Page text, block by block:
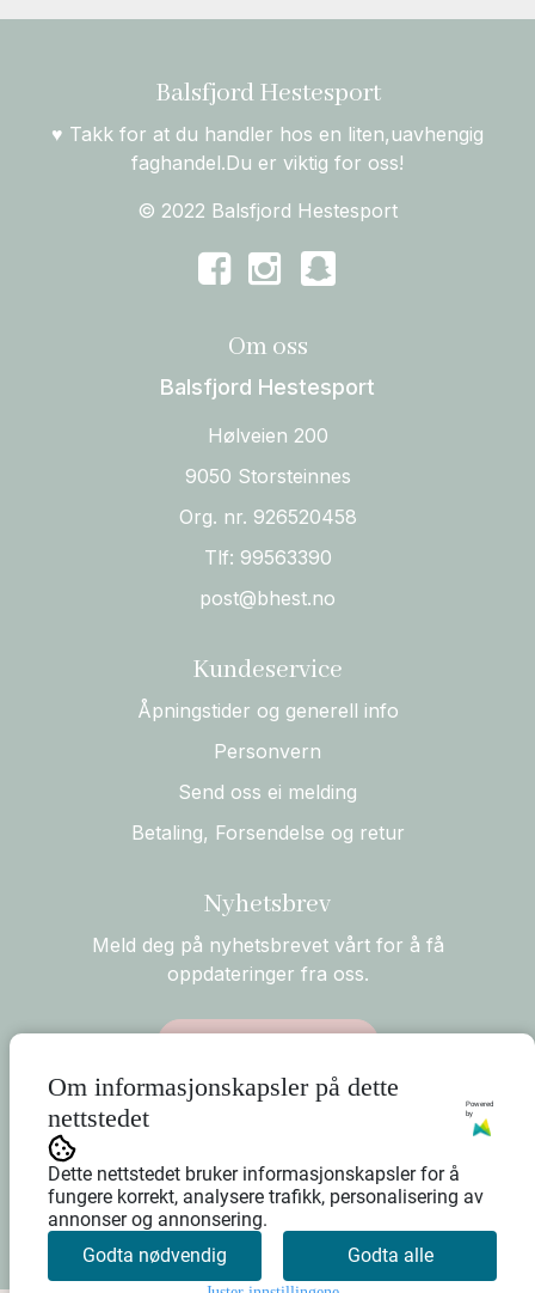
Om informasjonskapsler på dette
nettstedet
Powered
by
Dette nettstedet bruker informasjonskapsler for å
fungere korrekt, analysere trafikk, personalisering av
annonser og annonsering.
Godta nødvendig
Godta alle
Balsfjord Hestesport
♥ Takk for at du handler hos en liten,uavhengig
faghandel.Du er viktig for oss!
© 2022 Balsfjord Hestesport
Om oss
Balsfjord Hestesport
Hølveien 200
9050 Storsteinnes
Org. nr. 926520458
Tlf: 99563390
post@bhest.no
Kundeservice
Åpningstider og generell info
Personvern
Send oss ei melding
Betaling, Forsendelse og retur
Nyhetsbrev
Meld deg på nyhetsbrevet vårt for å få
oppdateringer fra oss.